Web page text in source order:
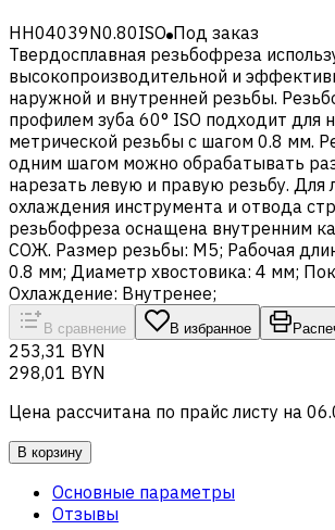
HH04039N0.80ISO Под заказ
Твердосплавная резьбофреза
высокопроизводительной и
наружной и внутренней резьбы.
профилем зуба 60° ISO подходит для
метрической резьбы с шагом 0.8 мм.
одним шагом можно обрабатывать
нарезать левую и правую резьбу. Для
охлаждения инструмента и отвода
резьбофреза оснащена внутренним
СОЖ. Размер резьбы: M5; Рабочая
0.8 мм; Диаметр хвостовика: 4 мм;
Охлаждение: Внутренее;
В сравнение В избранное
253,31 BYN
298,01 BYN
Цена рассчитана по прайс листу на
В корзину
Основные параметры
Отзывы